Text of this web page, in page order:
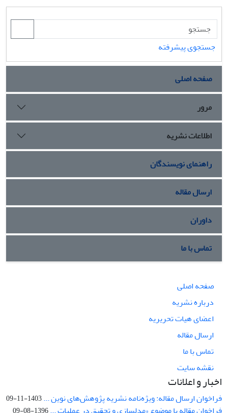
جستجوی پیشرفته
صفحه اصلی
مرور
اطلاعات نشریه
راهنمای نویسندگان
ارسال مقاله
داوران
تماس با ما
صفحه اصلی
درباره نشریه
اعضای هیات تحریریه
ارسال مقاله
تماس با ما
نقشه سایت
اخبار و اعلانات
فراخوان ارسال مقاله: ویژه‌نامه نشریه پژوهش‌های نوین ...1403-11-09